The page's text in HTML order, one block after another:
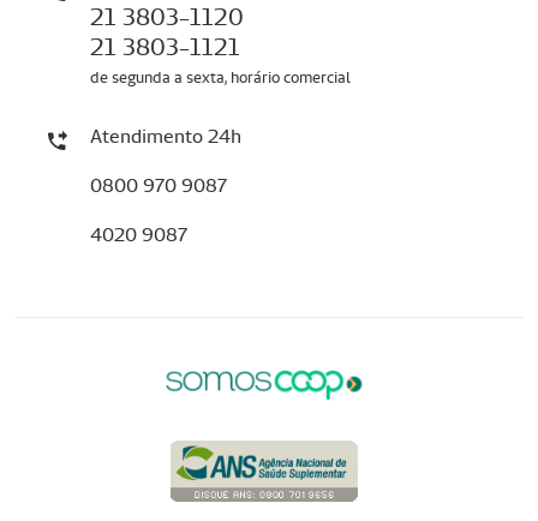
21 3803-1120
21 3803-1121
de segunda a sexta, horário comercial
Atendimento 24h
0800 970 9087
4020 9087